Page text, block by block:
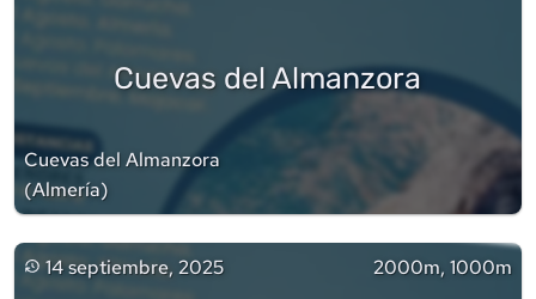
Cuevas del Almanzora
Cuevas del Almanzora
(Almería)
14 septiembre, 2025 2000m, 1000m